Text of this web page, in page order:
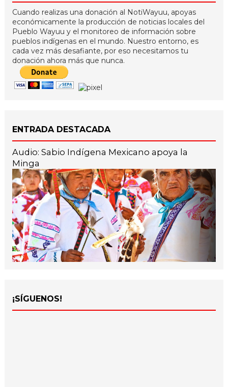
Cuando realizas una donación al NotiWayuu, apoyas
económicamente la producción de noticias locales del
Pueblo Wayuu y el monitoreo de información sobre
pueblos indígenas en el mundo. Nuestro entorno, es
cada vez más desafiante, por eso necesitamos tu
donación ahora más que nunca.
ENTRADA DESTACADA
Audio: Sabio Indígena Mexicano apoya la
Minga
¡SÍGUENOS!